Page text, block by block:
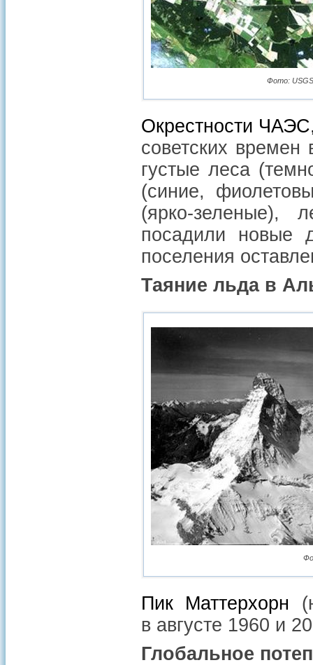
Фото: USGS
Окрестности
советских
густые леса
(синие,
(ярко-зеленые),
посадили новые
поселения
Таяние льда в
Пик Маттерхорн
в августе 1960 и
Глобальное